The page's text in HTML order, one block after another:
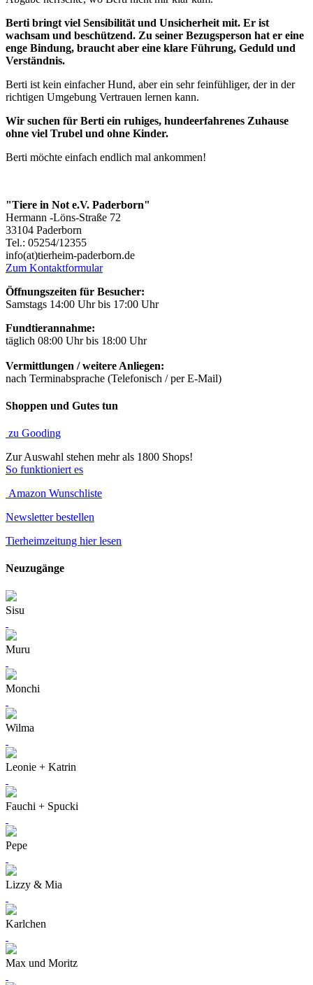
Berti bringt viel Sensibilität und Unsicherheit mit. Er ist
wachsam und beschützend. Zu seiner Bezugsperson hat er eine
enge Bindung, braucht aber eine klare Führung, Geduld und
Verständnis.
Berti ist kein einfacher Hund, aber ein sehr feinfühliger, der in der
richtigen Umgebung Vertrauen lernen kann.
Wir suchen für Berti ein ruhiges, hundeerfahrenes Zuhause
ohne viel Trubel und ohne Kinder.
Berti möchte einfach endlich mal ankommen!
"Tiere in Not e.V. Paderborn"
Hermann -Löns-Straße 72
33104 Paderborn
Tel.: 05254/12355
info(at)tierheim-paderborn.de
Zum Kontaktformular
Öffnungszeiten für Besucher:
Samstags 14:00 Uhr bis 17:00 Uhr
Fundtierannahme:
täglich 08:00 Uhr bis 18:00 Uhr
Vermittlungen / weitere Anliegen:
nach Terminabsprache (Telefonisch / per E-Mail)
Shoppen und Gutes tun
zu Gooding
Zur Auswahl stehen mehr als 1800 Shops!
So funktioniert es
Amazon Wunschliste
Newsletter bestellen
Tierheimzeitung hier lesen
Neuzugänge
Sisu
Muru
Monchi
Wilma
Leonie + Katrin
Fauchi + Spucki
Pepe
Lizzy & Mia
Karlchen
Max und Moritz